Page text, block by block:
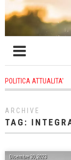
POLITICA ATTUALITA'
che problema
ARCHIVE
TAG:
Dicembre 30, 2023